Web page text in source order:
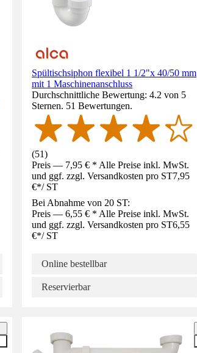
Spültischsiphon flexibel 1 1/2"x 40/50 mm
mit 1 Maschinenanschluss
Durchschnittliche Bewertung: 4.2 von 5
Sternen. 51 Bewertungen.
(51)
Preis — 7,95 € * Alle Preise inkl. MwSt.
und ggf. zzgl. Versandkosten pro ST7,95
€*/ ST
Bei Abnahme von 20 ST:
Preis — 6,55 € * Alle Preise inkl. MwSt.
und ggf. zzgl. Versandkosten pro ST6,55
€*/ ST
Online bestellbar
Reservierbar